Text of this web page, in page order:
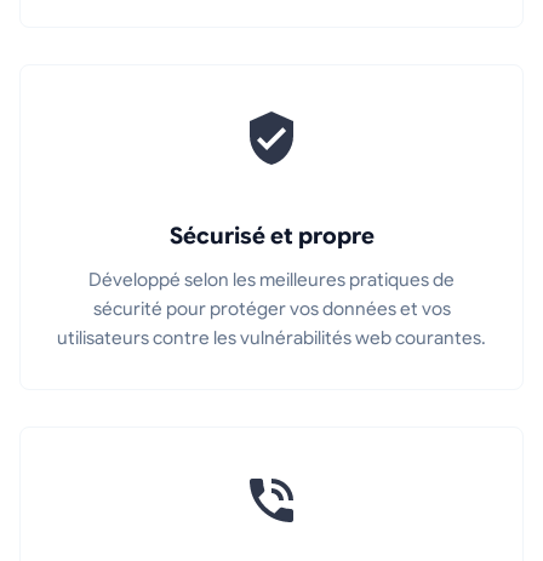
Sécurisé et propre
Développé selon les meilleures pratiques de
sécurité pour protéger vos données et vos
utilisateurs contre les vulnérabilités web courantes.